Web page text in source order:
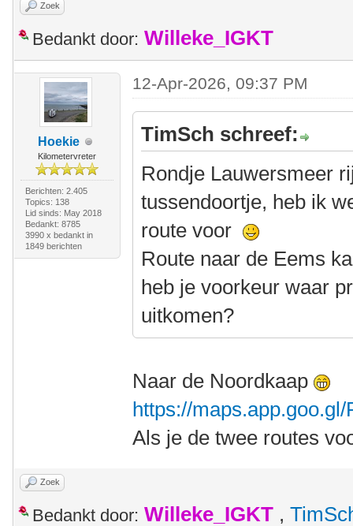
Zoek
Bedankt door: Willeke_IGKT
Hoekie
Kilometervreter
Berichten: 2.405
Topics: 138
Lid sinds: May 2018
Bedankt: 8785
3990 x bedankt in
1849 berichten
12-Apr-2026, 09:37 PM
TimSch schreef:
Rondje Lauwersmeer
tussendoortje, heb ik
route voor
Route naar de Eems
heb je voorkeur waar
uitkomen?
Naar de Noordkaap
https://
Als je de twee routes
Zoek
Bedankt door: Willeke_IGKT ,